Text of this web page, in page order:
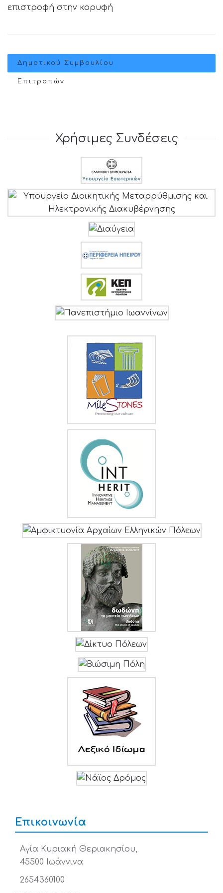
επιστροφή στην κορυφή
Δημοτικού Συμβουλίου
Επιτροπών
Χρήσιμες Συνδέσεις
Επικοινωνία
Αγία Κυριακή Θεριακησίου,
45500 Ιωάννινα
2654360100